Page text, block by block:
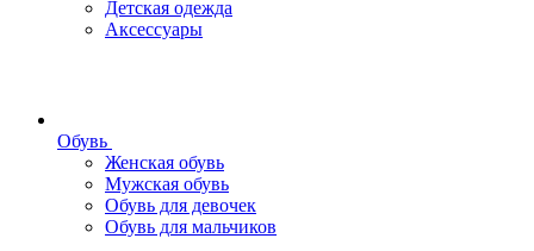
Детская одежда
Аксессуары
Обувь
Женская обувь
Мужская обувь
Обувь для девочек
Обувь для мальчиков